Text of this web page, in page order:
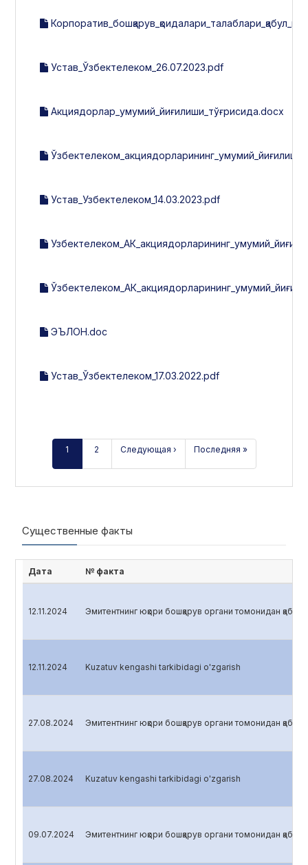
Устав_Ўзбектелеком_26.07.2023.pdf
Акциядорлар_умумий_йиғилиши_тўғрисида.docx
Устав_Узбектелеком_14.03.2023.pdf
ЭЪЛОН.doc
Устав_Ўзбектелеком_17.03.2022.pdf
1 2 Следующая › Последняя »
Существенные факты
Дата № факта
12.11.2024 Эмитентнинг юқори бошқарув органи томонидан қабул
12.11.2024 Kuzatuv kengashi tarkibidagi o'zgarish
27.08.2024 Эмитентнинг юқори бошқарув органи томонидан қабул
27.08.2024 Kuzatuv kengashi tarkibidagi o'zgarish
09.07.2024 Эмитентнинг юқори бошқарув органи томонидан қабул